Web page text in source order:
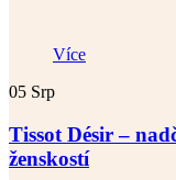
Více
05 Srp
Tissot Désir –
ženskostí